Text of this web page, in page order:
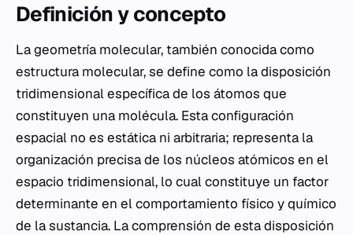
Definición y concepto
La geometría molecular, también conocida como
estructura molecular, se define como la disposición
tridimensional específica de los átomos que
constituyen una molécula. Esta configuración
espacial no es estática ni arbitraria; representa la
organización precisa de los núcleos atómicos en el
espacio tridimensional, lo cual constituye un factor
determinante en el comportamiento físico y químico
de la sustancia. La comprensión de esta disposición